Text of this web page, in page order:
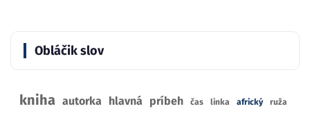
Obláčik slov
kniha autorka hlavná príbeh čas linka africký ruža